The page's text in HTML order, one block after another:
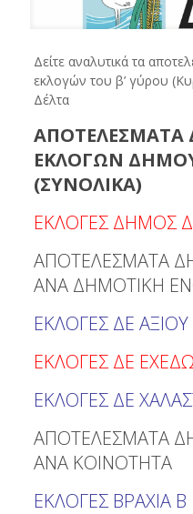
Δείτε αναλυτικά τα
εκλογών του β’ γύρου
Δέλτα
ΕΚΛΟΓΩΝ
(ΣΥΝΟΛΙΚΑ)
ΕΚΛΟΓΕΣ ΔΗΜΟΣ
ΑΠΟΤΕΛΕΣΜΑΤΑ
ΑΝΑ ΔΗΜΟΤΙΚΗ
ΕΚΛΟΓΕΣ ΔΕ ΑΞΙΟΥ
ΕΚΛΟΓΕΣ ΔΕ
ΕΚΛΟΓΕΣ ΔΕ
ΑΠΟΤΕΛΕΣΜΑΤΑ
ΑΝΑ ΚΟΙΝΟΤΗΤΑ
ΕΚΛΟΓΕΣ ΒΡΑΧΙΑ Β